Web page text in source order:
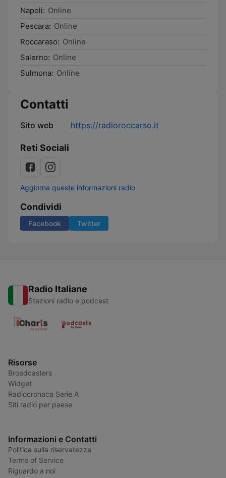
Napoli: Online
Pescara: Online
Roccaraso: Online
Salerno: Online
Sulmona: Online
Contatti
Sito web https://radioroccarso.it
Reti Sociali
Aggiorna queste informazioni radio
Condividi
Facebook Twitter
Radio Italiane
Stazioni radio e podcast
Risorse
Broadcasters
Widget
Radiocronaca Serie A
Siti radio per paese
Informazioni e Contatti
Politica sulla riservatezza
Terms of Service
Riguardo a noi